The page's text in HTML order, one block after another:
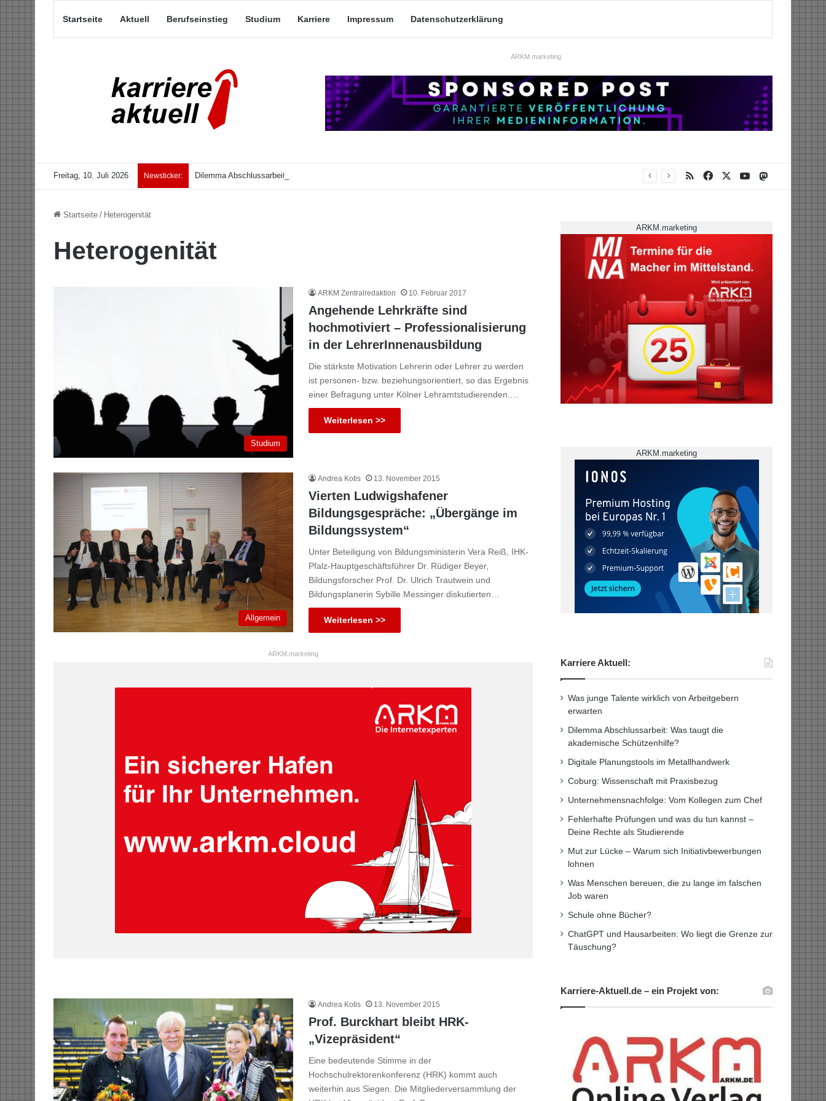
Startseite Aktuell Berufseinstieg Studium Karriere Impressum Datenschutzerklärung
ARKM.marketing
Freitag, 10. Juli 2026 Newsticker: Dilemma Abschlussarbeit: Was taugt die akademische Schützenhilfe? RSS Facebook YouTubeMastodon
Startseite / Heterogenität
Heterogenität
Studium
ARKM Zentralredaktion 10. Februar 2017
Angehende Lehrkräfte sind
hochmotiviert – Professionalisierung
in der LehrerInnenausbildung
Die stärkste Motivation Lehrerin oder Lehrer zu werden
ist personen- bzw. beziehungsorientiert, so das Ergebnis
einer Befragung unter Kölner Lehramtstudierenden.…
Weiterlesen >>
Allgemein
Andrea Kotis 13. November 2015
Vierten Ludwigshafener
Bildungsgespräche: „Übergänge im
Bildungssystem“
Unter Beteiligung von Bildungsministerin Vera Reiß, IHK-
Pfalz-Hauptgeschäftsführer Dr. Rüdiger Beyer,
Bildungsforscher Prof. Dr. Ulrich Trautwein und
Bildungsplanerin Sybille Messinger diskutierten…
Weiterlesen >>
ARKM.marketing
Andrea Kotis 13. November 2015
Prof. Burckhart bleibt HRK-
„Vizepräsident“
Eine bedeutende Stimme in der
Hochschulrektorenkonferenz (HRK) kommt auch
weiterhin aus Siegen. Die Mitgliederversammlung der
ARKM.marketing
ARKM.marketing
Karriere Aktuell:
Was junge Talente wirklich von Arbeitgebern
erwarten
Dilemma Abschlussarbeit: Was taugt die
akademische Schützenhilfe?
Digitale Planungstools im Metallhandwerk
Coburg: Wissenschaft mit Praxisbezug
Unternehmensnachfolge: Vom Kollegen zum Chef
Fehlerhafte Prüfungen und was du tun kannst –
Deine Rechte als Studierende
Mut zur Lücke – Warum sich Initiativbewerbungen
lohnen
Was Menschen bereuen, die zu lange im falschen
Job waren
Schule ohne Bücher?
ChatGPT und Hausarbeiten: Wo liegt die Grenze zur
Täuschung?
Karriere-Aktuell.de – ein Projekt von: